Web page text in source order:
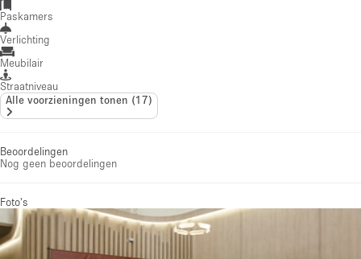
Paskamers
Verlichting
Meubilair
Straatniveau
Alle voorzieningen tonen (17)
Beoordelingen
Nog geen beoordelingen
Foto's